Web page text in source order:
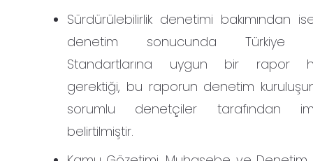
Sürdürülebilirlik denetimi bakımından
denetim sonucunda Türkiye
Standartlarına uygun bir rapor
gerektiği, bu raporun denetim
sorumlu denetçiler tarafından
belirtilmiştir.